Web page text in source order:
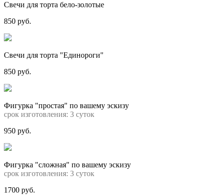
Свечи для торта бело-золотые
850 руб.
Свечи для торта "Единороги"
850 руб.
Фигурка "простая" по вашему эскизу
срок изготовления: 3 суток
950 руб.
Фигурка "сложная" по вашему эскизу
срок изготовления: 3 суток
1700 руб.